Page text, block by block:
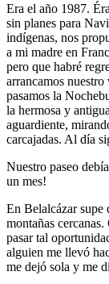
Era el año 1987.
sin planes para
indígenas, nos
a mi madre en
pero que habré
arrancamos
pasamos la
la hermosa y
aguardiente,
carcajadas. Al día
Nuestro paseo
un mes!
En Belalcázar supe
montañas
pasar tal
alguien me llevó
me dejó sola y me